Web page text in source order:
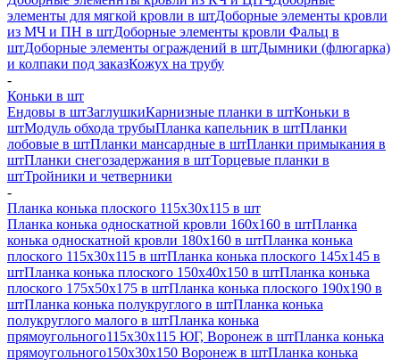
элементы для мягкой кровли в штДоборные элементы кровли
из МЧ и ПН в штДоборные элементы кровли Фальц в
штДоборные элементы ограждений в штДымники (флюгарка)
и колпаки под заказКожух на трубу
-
Коньки в шт
Ендовы в штЗаглушкиКарнизные планки в штКоньки в
штМодуль обхода трубыПланка капельник в штПланки
лобовые в штПланки мансардные в штПланки примыкания в
штПланки снегозадержания в штТорцевые планки в
штТройники и четверники
-
Планка конька плоского 115х30х115 в шт
Планка конька односкатной кровли 160х160 в штПланка
конька односкатной кровли 180х160 в штПланка конька
плоского 115х30х115 в штПланка конька плоского 145х145 в
штПланка конька плоского 150х40х150 в штПланка конька
плоского 175х50х175 в штПланка конька плоского 190х190 в
штПланка конька полукруглого в штПланка конька
полукруглого малого в штПланка конька
прямоугольного115х30х115 ЮГ, Воронеж в штПланка конька
прямоугольного150х30х150 Воронеж в штПланка конька